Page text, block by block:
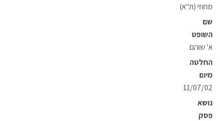
מחוזי (ת"א)
שם
השופט
א' שוהם
החלטה
מיום
11/07/02
נושא
פסק